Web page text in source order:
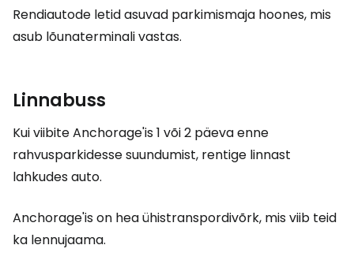
Rendiautode letid asuvad parkimismaja hoones, mis
asub lõunaterminali vastas.
Linnabuss
Kui viibite Anchorage'is 1 või 2 päeva enne
rahvusparkidesse suundumist, rentige linnast
lahkudes auto.
Anchorage'is on hea ühistranspordivõrk, mis viib teid
ka lennujaama.